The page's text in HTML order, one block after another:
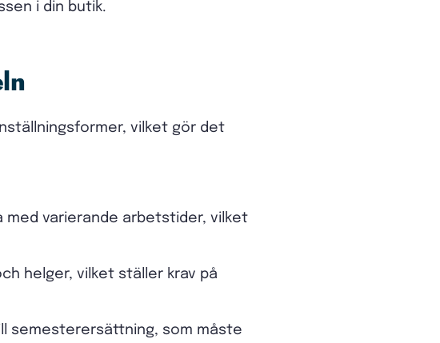
i din butik.
vilket gör det
med varierande arbetstider, vilket
helger, vilket ställer krav på
semesterersättning, som måste